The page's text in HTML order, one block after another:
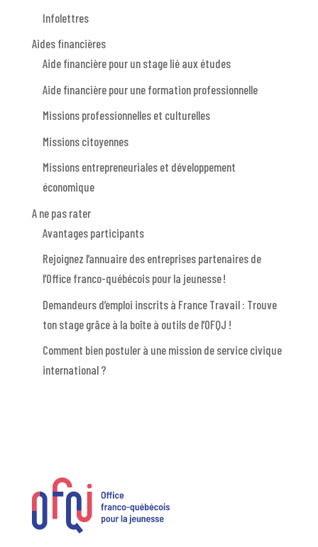
Infolettres
Aides financières
Aide financière pour un stage lié aux études
Aide financière pour une formation professionnelle
Missions professionnelles et culturelles
Missions citoyennes
Missions entrepreneuriales et développement
économique
A ne pas rater
Avantages participants
Rejoignez l’annuaire des entreprises partenaires de
l’Office franco-québécois pour la jeunesse !
Demandeurs d’emploi inscrits à France Travail : Trouve
ton stage grâce à la boîte à outils de l’OFQJ !
Comment bien postuler à une mission de service civique
international ?